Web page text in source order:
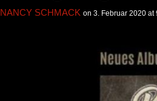
NANCY SCHMACK on 3. Februar 2020 at